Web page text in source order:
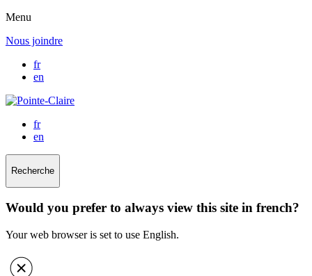
Menu
Nous joindre
fr
en
fr
en
Recherche
Would you prefer to always view this site in french?
Your web browser is set to use English.